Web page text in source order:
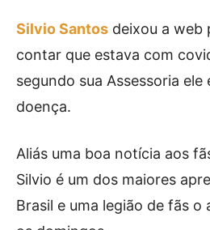
Silvio Santos deixou a web
contar que estava com
segundo sua Assessoria
doença.
Aliás uma boa notícia aos
Silvio é um dos maiores
Brasil e uma legião de fãs